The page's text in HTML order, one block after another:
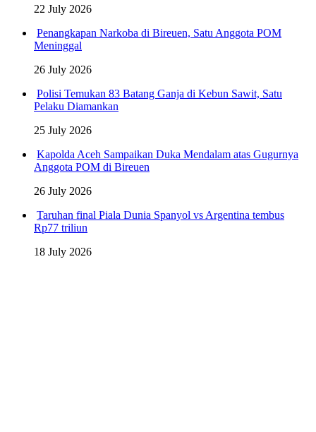
22 July 2026
Penangkapan Narkoba di Bireuen, Satu Anggota POM
Meninggal
26 July 2026
Polisi Temukan 83 Batang Ganja di Kebun Sawit, Satu
Pelaku Diamankan
25 July 2026
Kapolda Aceh Sampaikan Duka Mendalam atas Gugurnya
Anggota POM di Bireuen
26 July 2026
Taruhan final Piala Dunia Spanyol vs Argentina tembus
Rp77 triliun
18 July 2026